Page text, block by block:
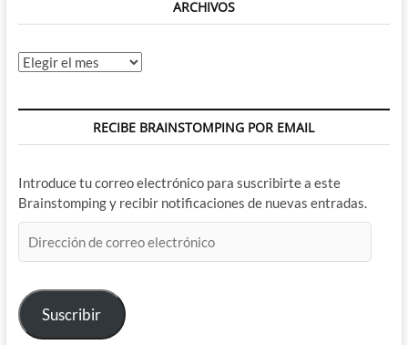
ARCHIVOS
Archivos
RECIBE BRAINSTOMPING POR EMAIL
Introduce tu correo electrónico para suscribirte a este
Brainstomping y recibir notificaciones de nuevas entradas.
de
electrónico
Suscribir